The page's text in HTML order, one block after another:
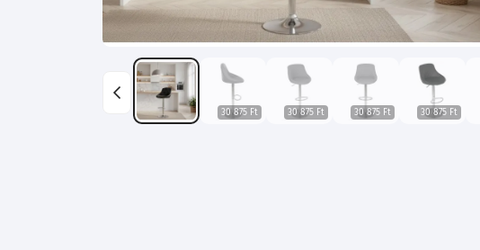
30 875 Ft 30 875 Ft 30 875 Ft 30 875 Ft